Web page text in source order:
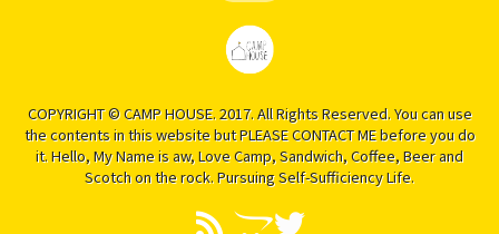
COPYRIGHT © CAMP HOUSE. 2017. All Rights Reserved. You can use
the contents in this website but PLEASE CONTACT ME before you do
it. Hello, My Name is aw, Love Camp, Sandwich, Coffee, Beer and
Scotch on the rock. Pursuing Self-Sufficiency Life.